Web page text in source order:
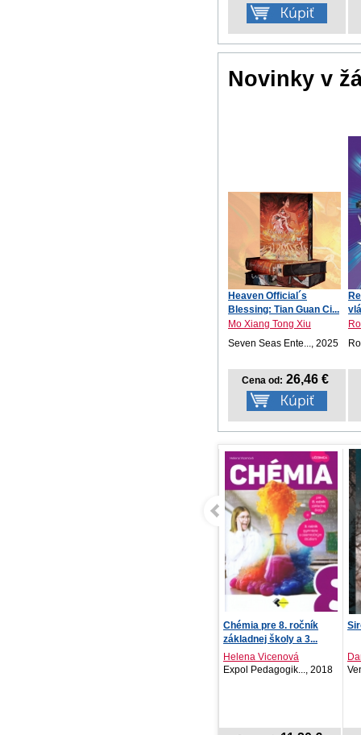
Novinky v
Heaven Official´s
Blessing: Tian Guan Ci...
Mo Xiang Tong Xiu
Seven Seas Ente..., 2025
Cena od: 26,46 €
Chémia pre 8. ročník
základnej školy a 3...
Helena Vicenová
Expol Pedagogik..., 2018